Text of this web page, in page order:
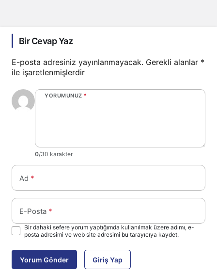
Bir Cevap Yaz
E-posta adresiniz yayınlanmayacak. Gerekli alanlar *
ile işaretlenmişlerdir
YORUMUNUZ *
0/30 karakter
Ad *
E-Posta *
Bir dahaki sefere yorum yaptığımda kullanılmak üzere adımı, e-
posta adresimi ve web site adresimi bu tarayıcıya kaydet.
Yorum Gönder Giriş Yap